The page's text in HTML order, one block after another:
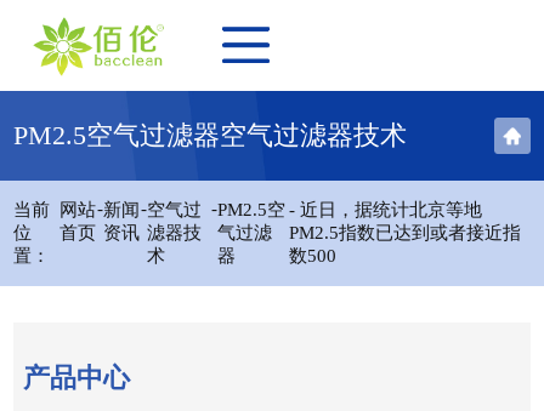
PM2.5空气过滤器空气过滤器技术
当前
位
置：
网站
首页
-新闻
资讯
-空气过
滤器技
术
-PM2.5空
气过滤
器
- 近日，据统计北京等地
PM2.5指数已达到或者接近指
数500
产品中心